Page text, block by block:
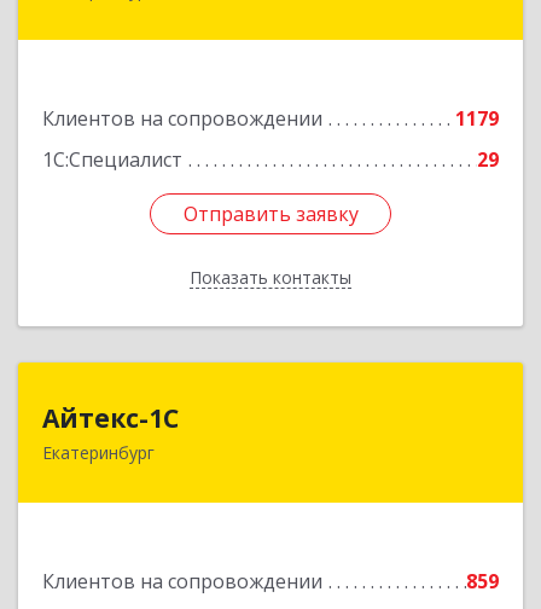
Клиентов на сопровождении
1179
1С:Специалист
29
Отправить заявку
Показать контакты
Отправить заявку
Назад
Айтекс-1С
Екатеринбург
Клиентов на сопровождении
859
620041, Свердловская обл, Екатеринбург г,